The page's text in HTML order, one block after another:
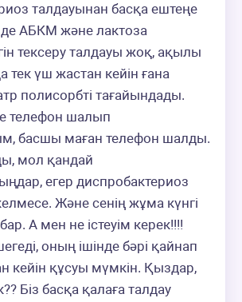
талдауынан басқа ештеңе
АБКМ және лактоза
тексеру талдауы жоқ, ақылы
тек үш жастан кейін ғана
полисорбті тағайындады.
телефон шалып
басшы маған телефон шалды.
мол қандай
егер диспробактериоз
Және сенің жұма күнгі
А мен не істеуім керек!!!!
оның ішінде бәрі қайнап
кейін құсуы мүмкін. Қыздар,
Біз басқа қалаға талдау